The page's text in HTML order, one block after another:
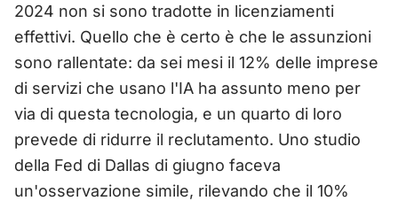
2024 non si sono tradotte in licenziamenti
effettivi. Quello che è certo è che le assunzioni
sono rallentate: da sei mesi il 12% delle imprese
di servizi che usano l'IA ha assunto meno per
via di questa tecnologia, e un quarto di loro
prevede di ridurre il reclutamento. Uno studio
della Fed di Dallas di giugno faceva
un'osservazione simile, rilevando che il 10%